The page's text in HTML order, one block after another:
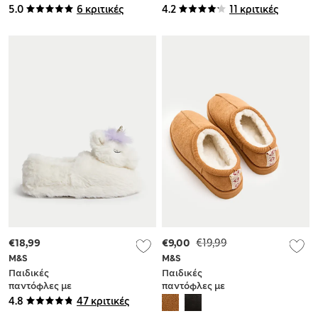
5.0 6 κριτικές
Stitch™ (9 Small - 5
4.2 11 κριτικές
- 7 Large)
4.8 47 κριτικές
M&S
Παιδικές
παντόφλες με
σχέδιο μονόκερο (4
€18,99
M&S
Παιδικές
παντόφλες με
επένδυση από
συνθετική γούνα (9
€19,99
€9,00